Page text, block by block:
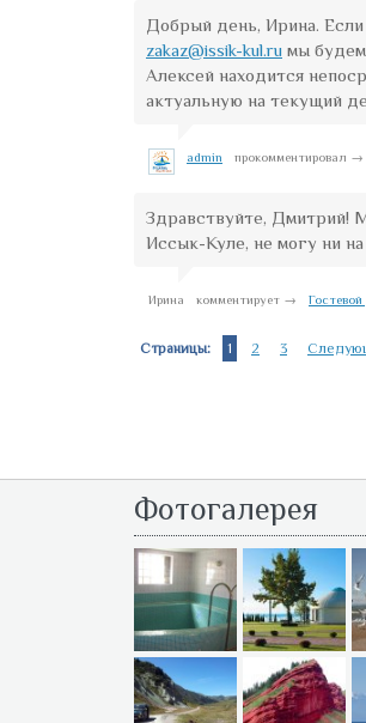
Добрый день, Ирина. Если
zakaz@issik-kul.ru мы
Алексей находится
актуальную на текущий
admin прокомментировал →
Здравствуйте, Дмитрий!
Иссык-Куле, не могу ни
Ирина комментирует →
Страницы: 1 2 3
Фотогалерея